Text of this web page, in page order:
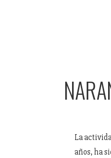
La
años, ha